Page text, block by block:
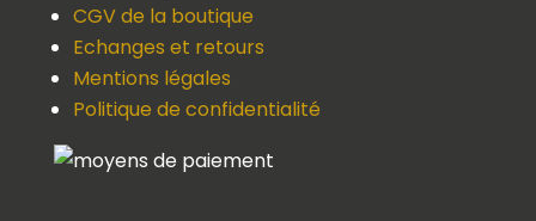
CGV de la boutique
Echanges et retours
Mentions légales
Politique de confidentialité